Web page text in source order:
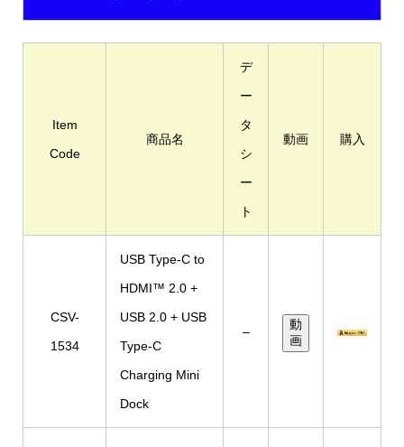
Item
Code
商品名
デ
ー
タ
シ
ー
ト
動画 購入
CSV-
1534
USB Type-C to
HDMI™ 2.0 +
USB 2.0 + USB
Type-C
Charging Mini
Dock
–
動
画